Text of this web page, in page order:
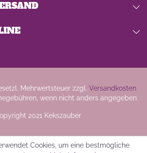
Mehrwertsteuer zzgl. Versandkosten
wenn nicht anders angegeben.
2021 Kekszauber
Cookies, um eine bestmögliche